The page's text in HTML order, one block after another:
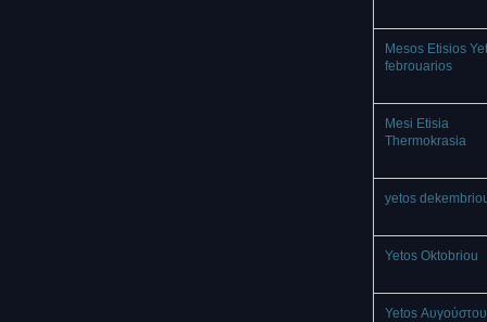
Mesos Etisios
febrouarios
Mesi Etisia
Thermokrasia
yetos
Yetos Oktobriou
Yetos Αυγούστου